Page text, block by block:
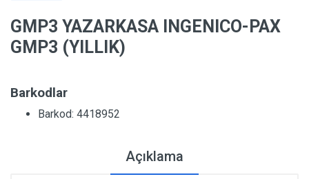
GMP3 YAZARKASA INGENICO-PAX
GMP3 (YILLIK)
Barkodlar
Barkod: 4418952
Açıklama